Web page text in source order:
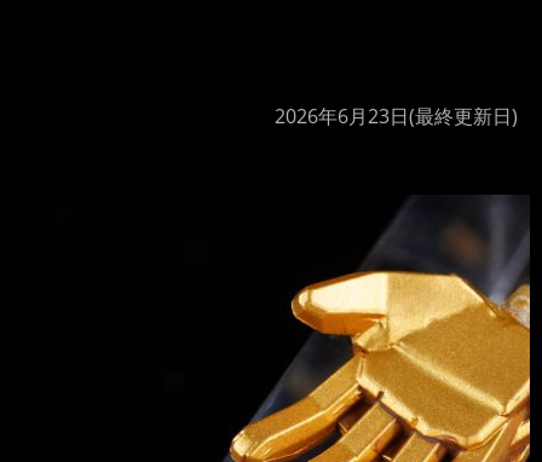
2026年6月23日(最終更新日)